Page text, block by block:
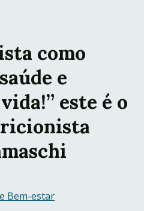
como
e
este é o
Bem-estar